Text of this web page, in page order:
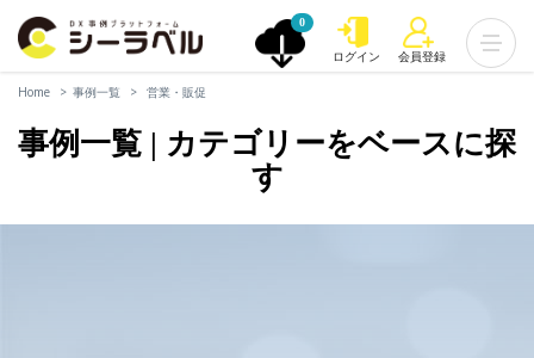
0
ログイン 会員登録
Home 事例一覧 営業・販促
事例一覧 | カテゴリーをベースに探
す